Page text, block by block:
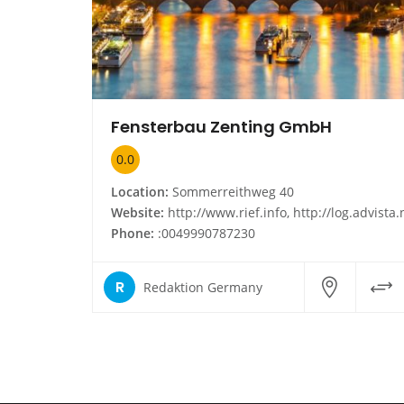
Fensterbau Zenting GmbH
0.0
Location: Sommerreithweg 40
Website: http://www.rief.info, http://log.advista.no/click.asp?url ...ermhcemacp&id 5927120856154720&type infoside_link&cnt
Phone: :0049990787230
R Redaktion Germany